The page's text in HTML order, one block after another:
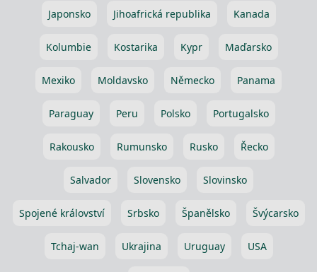
Japonsko Jihoafrická republika Kanada
Kolumbie Kostarika Kypr Maďarsko
Mexiko Moldavsko Německo Panama
Paraguay Peru Polsko Portugalsko
Rakousko Rumunsko Rusko Řecko
Salvador Slovensko Slovinsko
Spojené království Srbsko Španělsko Švýcarsko
Tchaj-wan Ukrajina Uruguay USA